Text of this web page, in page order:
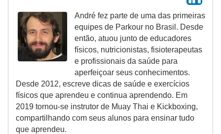
André fez parte de uma das primeiras
equipes de Parkour no Brasil. Desde
então, atuou junto de educadores
físicos, nutricionistas, fisioterapeutas
e profissionais da saúde para
aperfeiçoar seus conhecimentos.
Desde 2012, escreve dicas de saúde e exercícios
físicos que aprendeu e continua aprendendo. Em
2019 tornou-se instrutor de Muay Thai e Kickboxing,
compartilhando com seus alunos para ensinar tudo
que aprendeu.